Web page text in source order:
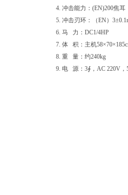
4. 冲击能力： (EN)200焦耳
5. 冲击刃环：（EN）
6. 马 力： DC1/4HP
7. 体 积：主机
8. 重 量： 约240kg
9. 电 源： 3∮，AC 220V，